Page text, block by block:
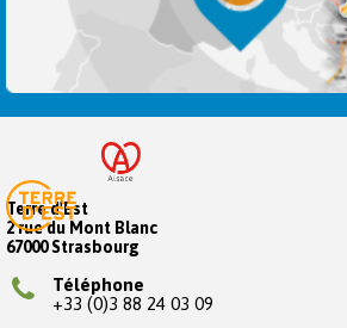
Terre d'Est
2 rue du Mont Blanc
67000 Strasbourg
Téléphone
+33 (0)3 88 24 03 09